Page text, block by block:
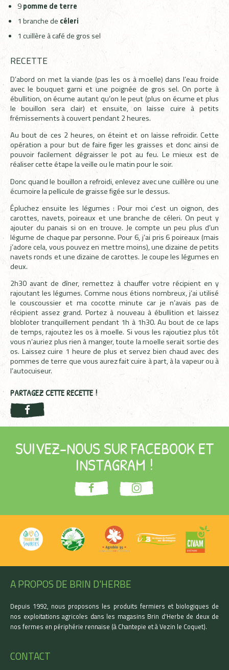
9pomme de terre
1 branche de céleri
1 cuillère à café de gros sel
RECETTE
D’abord on met la viande (pas les os à moelle) dans l’eau froide
avec le bouquet garni et une poignée de gros sel. On porte à
ébullition, on écume autant qu’on le peut (plus on écume et plus
le bouillon sera clair) et ensuite, on laisse cuire à petits
frémissements à couvert pendant 2 heures.
Au bout de ces 2 heures, on éteint et on laisse refroidir. Cette
opération a pour but de faire figer les graisses et donc ainsi de
pouvoir facilement dégraisser le pot au feu. Le mieux est de
réaliser cette étape la veille ou le matin pour le soir.
Donc quand le bouillon a refroidi, enlevez avec une cuillère ou une
écumoire la pellicule de graisse figée sur le dessus.
Épluchez ensuite les légumes : Pour moi c’est un oignon, des
carottes, navets, poireaux et une branche de céleri. On peut y
ajouter du panais si on en trouve. Je compte un peu plus d’un
légume de chaque par personne. Pour 6, j’ai pris 6 poireaux (mais
j’adore cela, vous pouvez en mettre moins), une dizaine de petits
navets ronds et une dizaine de carottes. Je coupe les légumes en
deux.
2h30 avant de dîner, remettez à chauffer votre récipient en y
rajoutant les légumes. Comme nous étions nombreux, j’ai utilisé
le couscoussier et ma cocotte minute car je n’avais pas de
récipient assez grand. Portez à nouveau à ébullition et laissez
blobloter tranquillement pendant 1h à 1h30. Au bout de ce laps
de temps, rajoutez les os à moelle. Si vous les rajoutiez plus tôt
vous n’auriez plus rien à manger, toute la moelle serait sortie des
os. Laissez cuire 1 heure de plus et servez bien chaud avec des
pommes de terre que vous aurez fait cuire à part, à la vapeur ou à
l’autocuiseur.
PARTAGEZ CETTE RECETTE !
SUIVEZ-NOUS SUR FACEBOOK ET
INSTAGRAM !
A PROPOS DE BRIN D'HERBE
Depuis 1992, nous proposons les produits fermiers et biologiques de
nos exploitations agricoles dans les magasins Brin d'Herbe de deux de
nos fermes en périphérie rennaise (à Chantepie et à Vezin le Coquet).
CONTACT